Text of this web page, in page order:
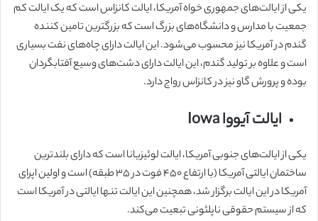
یکی از ایالت‌های جمهوری خواه آمریکا، ایالت کانزاس است که یک ایالت کم
جمعیت با مدارس و دانشگاه‌های بزرگ است که بزرگترین تامین کننده
گندم در آمریکا نیز محسوب می‌شود. این ایالت دارای چاه‌های نفت بسیاری
است و علاوه بر تولید گندم، این ایالت دارای دشت‌های وسیع آفتابگردان
بوده و پرورش گاو نیز در کانزاس رواج دارد.
ایالت آیووا Iowa
یکی از ایالت‌های جنوبی آمریکا، ایالت لوئیزیانا است که دارای بلندترین
ساختمان ایالتی آمریکا (با ارتفاع ۴۵۰ فوت در ۳۵ طبقه) است و اولین اپرای
آمریکا در این ایالت برگزار شد، همچنین این ایالت تنها ایالتی در آمریکا است
که از سیستم حقوقی ناپلئونی تبعیت می‌کند.